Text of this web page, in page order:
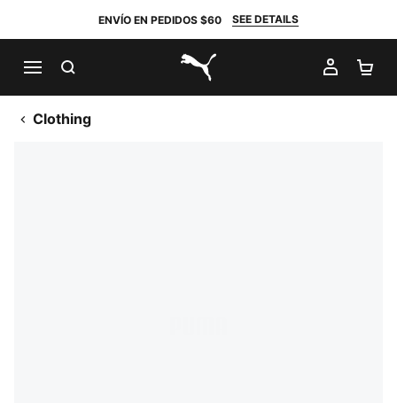
ENVÍO EN PEDIDOS $60 SEE DETAILS
PUMA.com
MI
Clothing